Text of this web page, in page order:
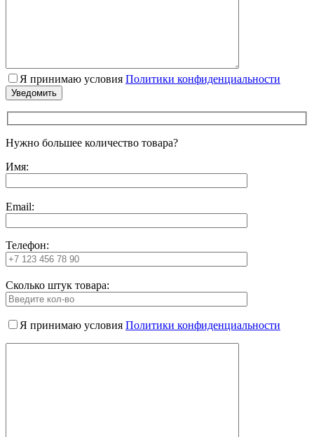
Я принимаю условия Политики конфиденциальности
Нужно большее количество товара?
Имя:
Email:
Телефон:
Сколько штук товара:
Я принимаю условия Политики конфиденциальности